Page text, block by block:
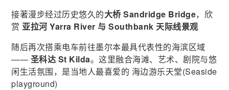
接著漫步经过历史悠久的大桥 Sandridge Bridge，欣
赏亚拉河 Yarra River 与 Southbank 天际线景观
随后再次搭乘电车前往墨尔本最具代表性的海滨区域
—— 圣科达 St Kilda。这里融合海滩、艺术、剧院与悠
闲生活氛围，是当地人最喜爱的 海边游乐天堂(Seaside
playground)